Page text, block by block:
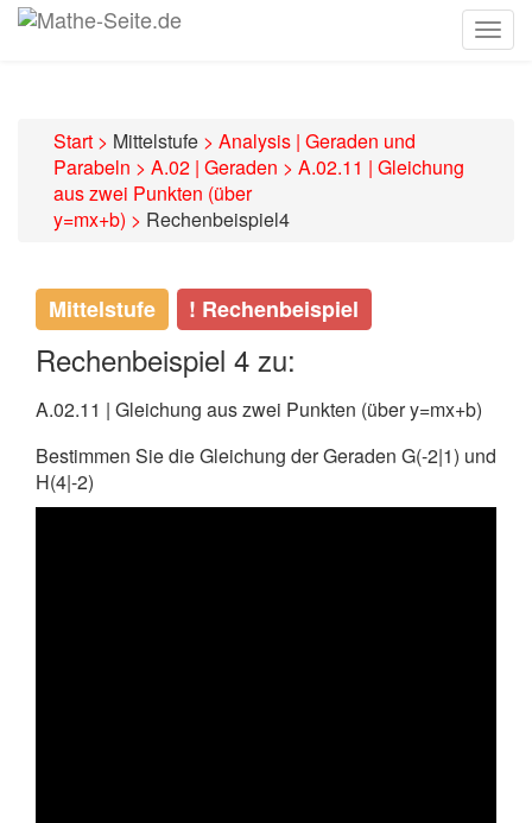
Start > Mittelstufe > Analysis | Geraden und
Parabeln > A.02 | Geraden > A.02.11 | Gleichung
aus zwei Punkten (über
y=mx+b) > Rechenbeispiel4
Mittelstufe ! Rechenbeispiel
Rechenbeispiel 4 zu:
A.02.11 | Gleichung aus zwei Punkten (über y=mx+b)
Bestimmen Sie die Gleichung der Geraden G(-2|1) und
H(4|-2)